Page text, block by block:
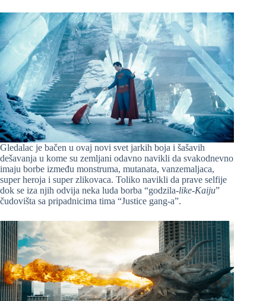
Gledalac je bačen u ovaj novi svet jarkih boja i šašavih
dešavanja u kome su zemljani odavno navikli da svakodnevno
imaju borbe između monstruma, mutanata, vanzemaljaca,
super heroja i super zlikovaca. Toliko navikli da prave selfije
dok se iza njih odvija neka luda borba “godzila-like-Kaiju”
čudovišta sa pripadnicima tima “Justice gang-a”.